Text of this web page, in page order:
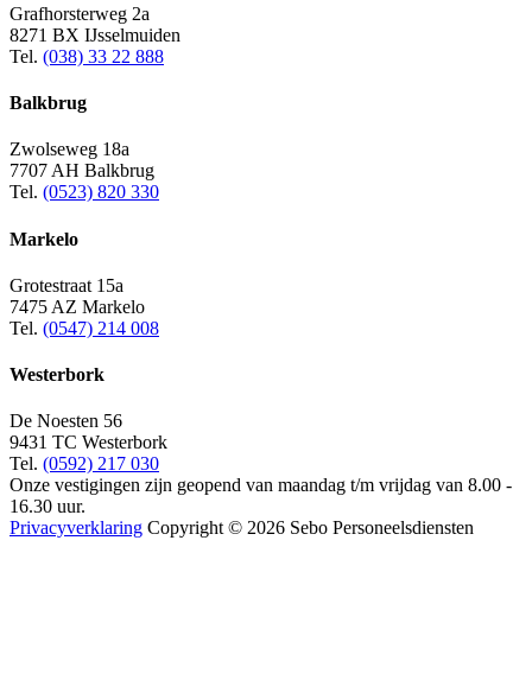
Grafhorsterweg 2a
8271 BX IJsselmuiden
Tel. (038) 33 22 888
Balkbrug
Zwolseweg 18a
7707 AH Balkbrug
Tel. (0523) 820 330
Markelo
Grotestraat 15a
7475 AZ Markelo
Tel. (0547) 214 008
Westerbork
De Noesten 56
9431 TC Westerbork
Tel. (0592) 217 030
Onze vestigingen zijn geopend van maandag t/m vrijdag van 8.00 -
16.30 uur.
Privacyverklaring Copyright © 2026 Sebo Personeelsdiensten